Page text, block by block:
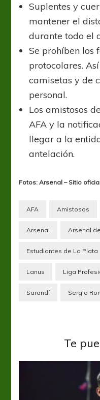
Suplentes y
mantener el
durante todo el
Se prohíben los
protocolares.
camisetas y de
personal.
Los amistosos
AFA y la
llegar a la
antelación.
Fotos: Arsenal – Sitio
AFA Amistosos
Arsenal Arsenal
Estudiantes de La Plata
Lanus Liga
Sarandí Sergio
Te